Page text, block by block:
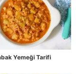
Yemeği Tarifi